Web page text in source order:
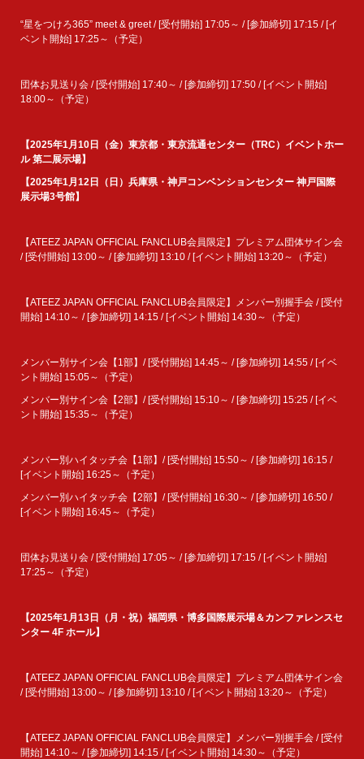
“星をつけろ365” meet & greet / [受付開始] 17:05～ / [参加締切] 17:15 / [イ
ベント開始] 17:25～（予定）
団体お見送り会 / [受付開始] 17:40～ / [参加締切] 17:50 / [イベント開始]
18:00～（予定）
【2025年1月10日（金）東京都・東京流通センター（TRC）イベントホー
ル 第二展示場】
【2025年1月12日（日）兵庫県・神戸コンベンションセンター 神戸国際
展示場3号館】
【ATEEZ JAPAN OFFICIAL FANCLUB会員限定】プレミアム団体サイン会
/ [受付開始] 13:00～ / [参加締切] 13:10 / [イベント開始] 13:20～（予定）
【ATEEZ JAPAN OFFICIAL FANCLUB会員限定】メンバー別握手会 / [受付
開始] 14:10～ / [参加締切] 14:15 / [イベント開始] 14:30～（予定）
メンバー別サイン会【1部】/ [受付開始] 14:45～ / [参加締切] 14:55 / [イベ
ント開始] 15:05～（予定）
メンバー別サイン会【2部】/ [受付開始] 15:10～ / [参加締切] 15:25 / [イベ
ント開始] 15:35～（予定）
メンバー別ハイタッチ会【1部】/ [受付開始] 15:50～ / [参加締切] 16:15 /
[イベント開始] 16:25～（予定）
メンバー別ハイタッチ会【2部】/ [受付開始] 16:30～ / [参加締切] 16:50 /
[イベント開始] 16:45～（予定）
団体お見送り会 / [受付開始] 17:05～ / [参加締切] 17:15 / [イベント開始]
17:25～（予定）
【2025年1月13日（月・祝）福岡県・博多国際展示場＆カンファレンスセ
ンター 4F ホール】
【ATEEZ JAPAN OFFICIAL FANCLUB会員限定】プレミアム団体サイン会
/ [受付開始] 13:00～ / [参加締切] 13:10 / [イベント開始] 13:20～（予定）
【ATEEZ JAPAN OFFICIAL FANCLUB会員限定】メンバー別握手会 / [受付
開始] 14:10～ / [参加締切] 14:15 / [イベント開始] 14:30～（予定）